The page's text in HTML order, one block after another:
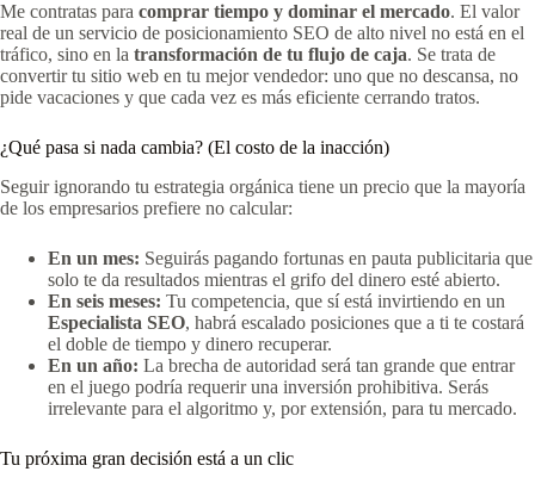
Me contratas para comprar tiempo y dominar el mercado. El valor
real de un servicio de posicionamiento SEO de alto nivel no está en el
tráfico, sino en la transformación de tu flujo de caja. Se trata de
convertir tu sitio web en tu mejor vendedor: uno que no descansa, no
pide vacaciones y que cada vez es más eficiente cerrando tratos.
¿Qué pasa si nada cambia? (El costo de la inacción)
Seguir ignorando tu estrategia orgánica tiene un precio que la mayoría
de los empresarios prefiere no calcular:
En un mes: Seguirás pagando fortunas en pauta publicitaria que
solo te da resultados mientras el grifo del dinero esté abierto.
En seis meses: Tu competencia, que sí está invirtiendo en un
Especialista SEO, habrá escalado posiciones que a ti te costará
el doble de tiempo y dinero recuperar.
En un año: La brecha de autoridad será tan grande que entrar
en el juego podría requerir una inversión prohibitiva. Serás
irrelevante para el algoritmo y, por extensión, para tu mercado.
Tu próxima gran decisión está a un clic